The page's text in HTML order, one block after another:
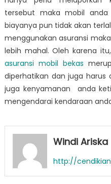
tersebut maka mobil anda
biayanya pun tidak akan
menggunakan asuransi
lebih mahal. Oleh karena
asuransi mobil bekas
diperhatikan dan juga harus
juga kenyamanan anda
mengendarai kendaraan
Windi Ariska
http://